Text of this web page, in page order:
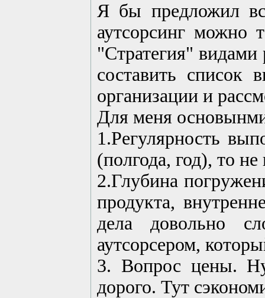
Я бы предложил
аутсорсинг можно
"Стратегия"
составить список
организации и
Для меня
1.Регулярность
(полгода, год), то
2.Глубина
продукта,
дела довольно
аутсорсером,
3. Вопрос цены. Ну
дорого. Тут